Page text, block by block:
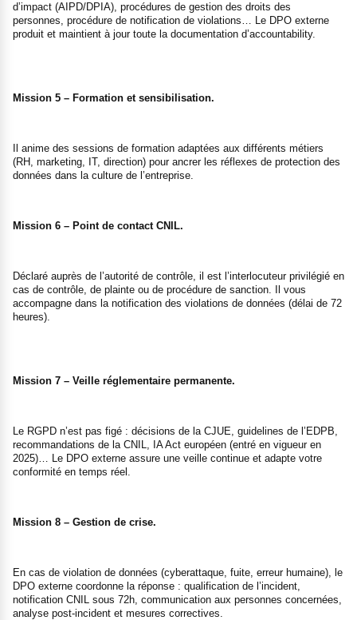
d’impact (AIPD/DPIA), procédures de gestion des droits des
personnes, procédure de notification de violations… Le DPO externe
produit et maintient à jour toute la documentation d’accountability.
Mission 5 – Formation et sensibilisation.
Il anime des sessions de formation adaptées aux différents métiers
(RH, marketing, IT, direction) pour ancrer les réflexes de protection des
données dans la culture de l’entreprise.
Mission 6 – Point de contact CNIL.
Déclaré auprès de l’autorité de contrôle, il est l’interlocuteur privilégié en
cas de contrôle, de plainte ou de procédure de sanction. Il vous
accompagne dans la notification des violations de données (délai de 72
heures).
Mission 7 – Veille réglementaire permanente.
Le RGPD n’est pas figé : décisions de la CJUE, guidelines de l’EDPB,
recommandations de la CNIL, IA Act européen (entré en vigueur en
2025)… Le DPO externe assure une veille continue et adapte votre
conformité en temps réel.
Mission 8 – Gestion de crise.
En cas de violation de données (cyberattaque, fuite, erreur humaine), le
DPO externe coordonne la réponse : qualification de l’incident,
notification CNIL sous 72h, communication aux personnes concernées,
analyse post-incident et mesures correctives.